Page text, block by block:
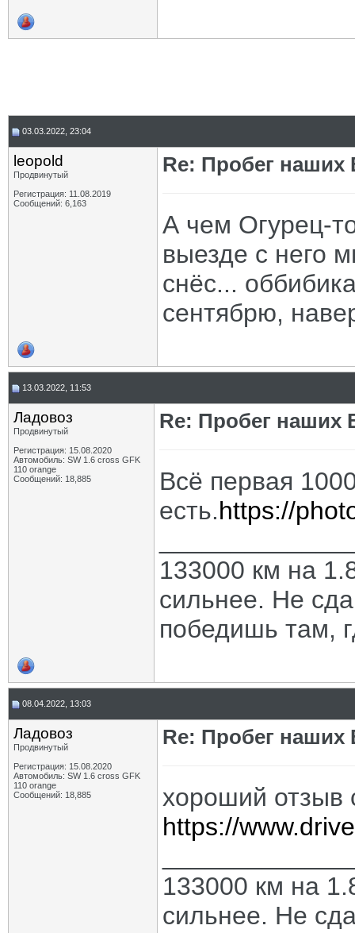
03.03.2022, 23:04
leopold
Продвинутый
Регистрация: 11.08.2019
Сообщений: 6,163
Re: Пробег наших
А чем Огурец-
выезде с него
снёс...
сентябрю,
13.03.2022, 11:53
Ладовоз
Продвинутый
Регистрация: 15.08.2020
Автомобиль: SW 1.6 cross GFK
110 orange
Сообщений: 18,885
Re: Пробег наших
Всё первая
есть.https://
133000 км на
сильнее. Не
победишь там,
08.04.2022, 13:03
Ладовоз
Продвинутый
Регистрация: 15.08.2020
Автомобиль: SW 1.6 cross GFK
110 orange
Сообщений: 18,885
Re: Пробег наших
хороший отзыв
https://
133000 км на
сильнее. Не